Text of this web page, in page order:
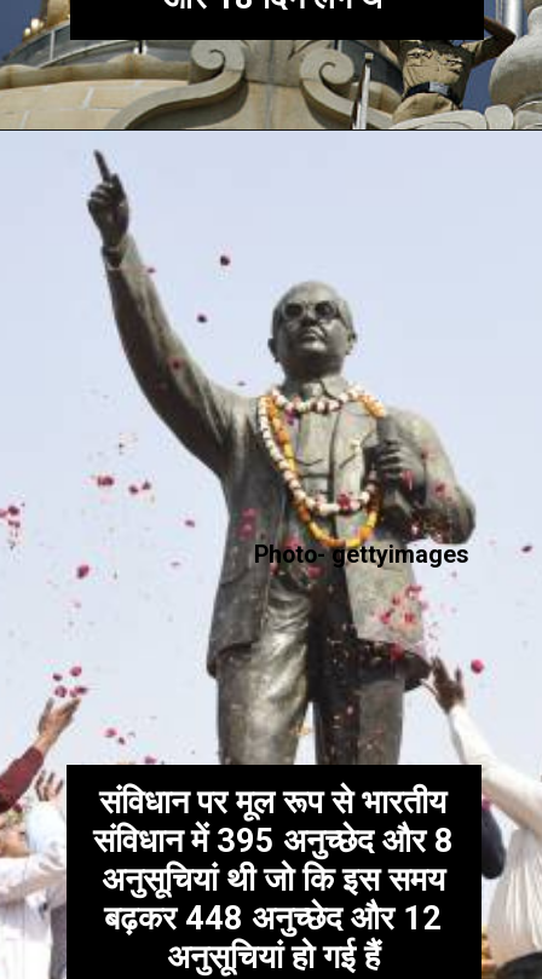
संविधान पर मूल रूप से भारतीय
संविधान में 395 अनुच्छेद और 8
अनुसूचियां थी जो कि इस समय
बढ़कर 448 अनुच्छेद और 12
अनुसूचियां हो गई हैं
Photo- gettyimages